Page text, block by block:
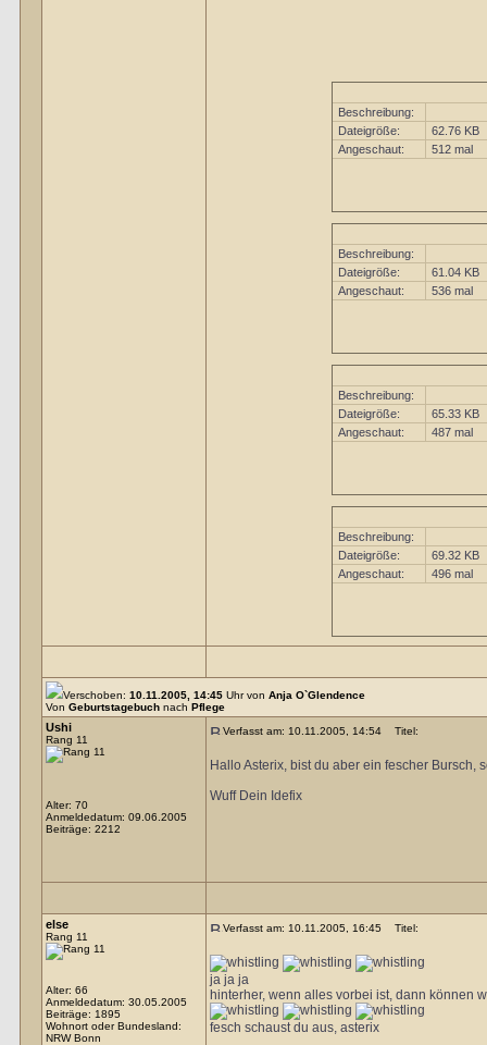
Beschreibung:
Dateigröße:
62.76 KB
Angeschaut:
512 mal
Beschreibung:
Dateigröße:
61.04 KB
Angeschaut:
536 mal
Beschreibung:
Dateigröße:
65.33 KB
Angeschaut:
487 mal
Beschreibung:
Dateigröße:
69.32 KB
Angeschaut:
496 mal
Verschoben: 10.11.2005, 14:45 Uhr von Anja O`Glendence
Von Geburtstagebuch nach Pflege
Ushi
Rang 11
Alter: 70
Anmeldedatum: 09.06.2005
Beiträge: 2212
Verfasst am: 10.11.2005, 14:54 Titel:
Hallo Asterix, bist du aber ein fescher Bursch,
Wuff Dein Idefix
else
Rang 11
Alter: 66
Anmeldedatum: 30.05.2005
Beiträge: 1895
Wohnort oder Bundesland:
NRW Bonn
Verfasst am: 10.11.2005, 16:45 Titel:
ja ja ja
hinterher, wenn alles vorbei ist, dann können
fesch schaust du aus, asterix